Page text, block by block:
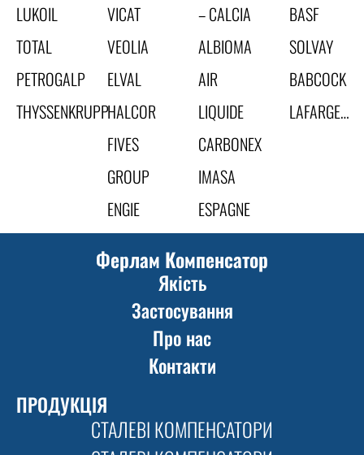
LUKOIL
TOTAL
PETROGALP
THYSSENKRUPP
VICAT
VEOLIA
ELVAL
HALCOR
FIVES
GROUP
ENGIE
– CALCIA
ALBIOMA
AIR
LIQUIDE
CARBONEX
IMASA
ESPAGNE
BASF
SOLVAY
BABCOCK
LAFARGE…
Ферлам Компенсатор
Якість
Застосування
Про нас
Контакти
ПРОДУКЦІЯ
СТАЛЕВІ КОМПЕНСАТОРИ